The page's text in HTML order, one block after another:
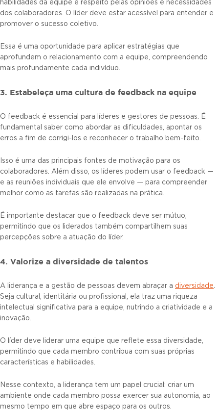
habilidades da equipe e respeito pelas opiniões e necessidades
dos colaboradores. O líder deve estar acessível para entender e
promover o sucesso coletivo.
Essa é uma oportunidade para aplicar estratégias que
aprofundem o relacionamento com a equipe, compreendendo
mais profundamente cada indivíduo.
3. Estabeleça uma cultura de feedback na equipe
O feedback é essencial para líderes e gestores de pessoas. É
fundamental saber como abordar as dificuldades, apontar os
erros a fim de corrigi-los e reconhecer o trabalho bem-feito.
Isso é uma das principais fontes de motivação para os
colaboradores. Além disso, os líderes podem usar o feedback —
e as reuniões individuais que ele envolve — para compreender
melhor como as tarefas são realizadas na prática.
É importante destacar que o feedback deve ser mútuo,
permitindo que os liderados também compartilhem suas
percepções sobre a atuação do líder.
4. Valorize a diversidade de talentos
A liderança e a gestão de pessoas devem abraçar a diversidade.
Seja cultural, identitária ou profissional, ela traz uma riqueza
intelectual significativa para a equipe, nutrindo a criatividade e a
inovação.
O líder deve liderar uma equipe que reflete essa diversidade,
permitindo que cada membro contribua com suas próprias
características e habilidades.
Nesse contexto, a liderança tem um papel crucial: criar um
ambiente onde cada membro possa exercer sua autonomia, ao
mesmo tempo em que abre espaço para os outros.